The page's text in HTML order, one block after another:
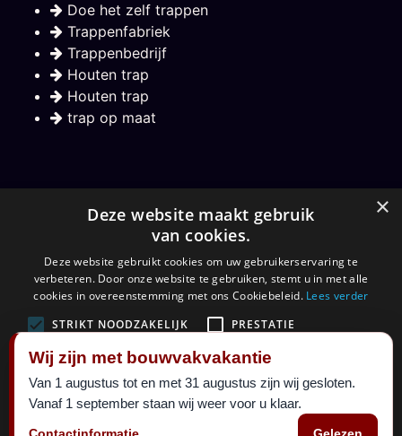
Doe het zelf trappen
Trappenfabriek
Trappenbedrijf
Houten trap
Houten trap
trap op maat
Hou mij op de hoogte over nieuwe trappen
Aanmelden
©Maatkracht sinds 1999.2026 al 27 jaar een begrip in
trappen. Alle rechten voorbehouden.
Wij zijn met bouwvakvakantie
Van 1 augustus tot en met 31 augustus zijn wij gesloten.
Vanaf 1 september staan wij weer voor u klaar.
Contactinformatie
×
Deze website maakt gebruik
van cookies.
Deze website gebruikt cookies om uw gebruikerservaring te
verbeteren. Door onze website te gebruiken, stemt u in met alle
cookies in overeenstemming met ons Cookiebeleid. Lees verder
STRIKT NOODZAKELIJK
PRESTATIE
TARGETING FUNCTIONEEL
ALLES ACCEPTEREN ALLES AFWIJZEN